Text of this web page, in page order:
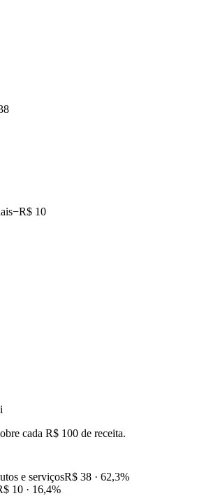
−R$ 10
cada R$ 100 de receita.
e serviçosR$ 38 · 62,3%
10 · 16,4%